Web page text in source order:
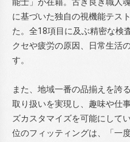
能士」が在籍。古き良き職人
に基づいた独自の視機能テス
た。全18項目に及ぶ精密な検
クセや疲労の原因、日常生活
す。
また、地域一番の品揃えを誇
取り扱いを実現し、趣味や仕
ズカスタマイズを可能にして
位のフィッティングは、「一